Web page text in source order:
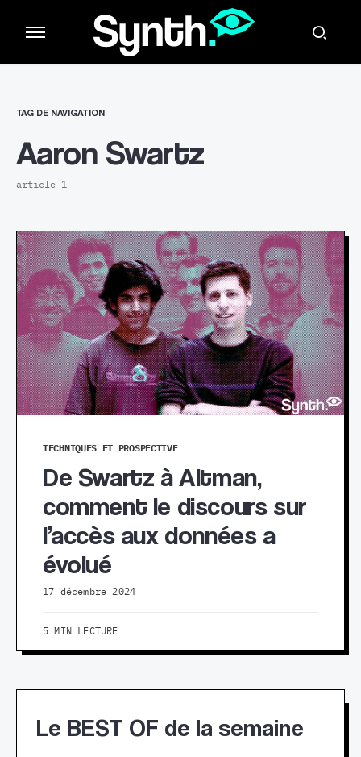
TAG DE NAVIGATION
Aaron Swartz
article 1
TECHNIQUES ET PROSPECTIVE
De Swartz à Altman,
comment le discours sur
l’accès aux données a
évolué
17 décembre 2024
5 MIN LECTURE
Le BEST OF de la semaine